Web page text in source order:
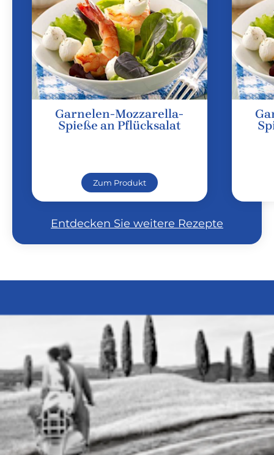
Garnelen-Mozzarella-
Spieße an Pflücksalat
Zum Produkt
Entdecken Sie weitere Rezepte